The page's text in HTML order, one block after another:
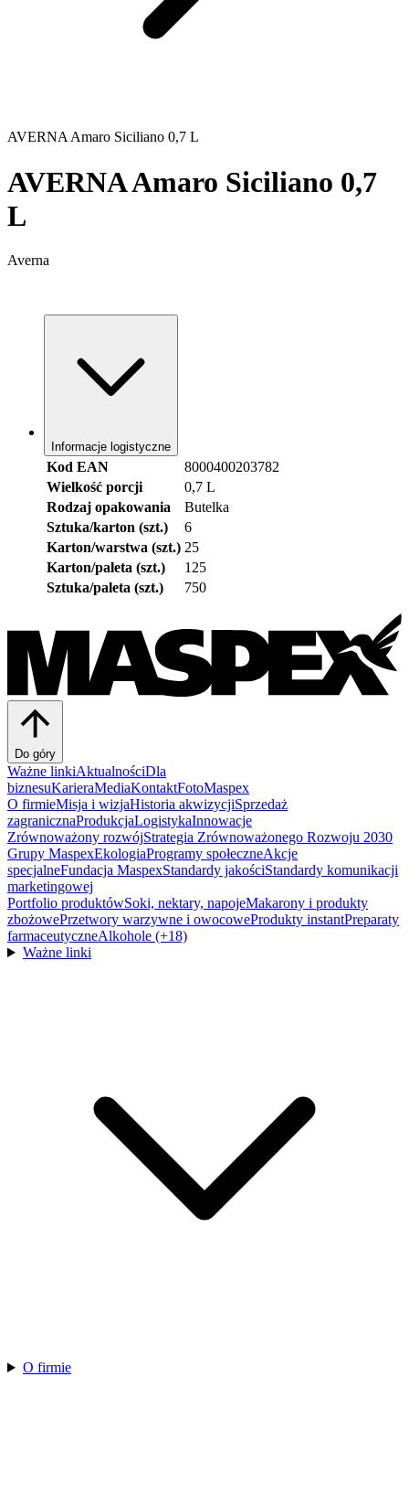
AVERNA Amaro Siciliano 0,7 L
AVERNA Amaro Siciliano 0,7
L
Averna
Informacje logistyczne
Kod EAN
8000400203782
Wielkość porcji
0,7 L
Rodzaj opakowania
Butelka
Sztuka/karton (szt.)
6
Karton/warstwa (szt.) 25
Karton/paleta (szt.)
125
Sztuka/paleta (szt.)
750
Do góry
Ważne linkiAktualnościDla
biznesuKarieraMediaKontaktFotoMaspex
O firmieMisja i wizjaHistoria akwizycjiSprzedaż
zagranicznaProdukcjaLogistykaInnowacje
Zrównoważony rozwójStrategia Zrównoważonego Rozwoju 2030
Grupy MaspexEkologiaProgramy społeczneAkcje
specjalneFundacja MaspexStandardy jakościStandardy komunikacji
marketingowej
Portfolio produktówSoki, nektary, napojeMakarony i produkty
zbożowePrzetwory warzywne i owocoweProdukty instantPreparaty
farmaceutyczneAlkohole (+18)
Ważne linki
O firmie